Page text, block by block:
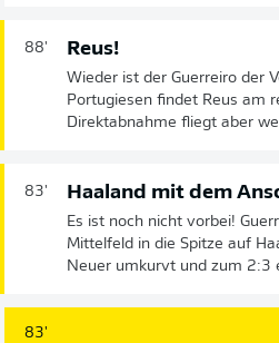
88' Reus!
Wieder ist der Guerreiro der
Portugiesen findet Reus am
Direktabnahme fliegt aber
83' Haaland mit dem
Es ist noch nicht vorbei!
Mittelfeld in die Spitze auf
Neuer umkurvt und zum 2:3
83'